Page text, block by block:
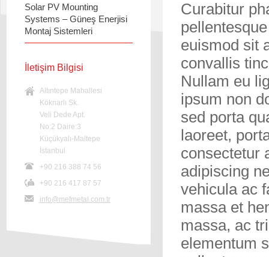
Solar PV Mounting
Systems – Güneş Enerjisi
Montaj Sistemleri
İletişim Bilgisi
Altıntepe Mahallesi
Köknarlı Sk.
Veli Dede Apt.
No:2 Daire:3
Küçükyalı-Maltepe
İstanbul
+90 216 388 74 56
+90 216 417 87 57
info@mefmetal.com.tr
Curabitur
euismod sit
convallis
Nullam eu
ipsum non
sed porta
laoreet,
consectetur
adipiscing
vehicula ac
massa et
massa, ac
elementum